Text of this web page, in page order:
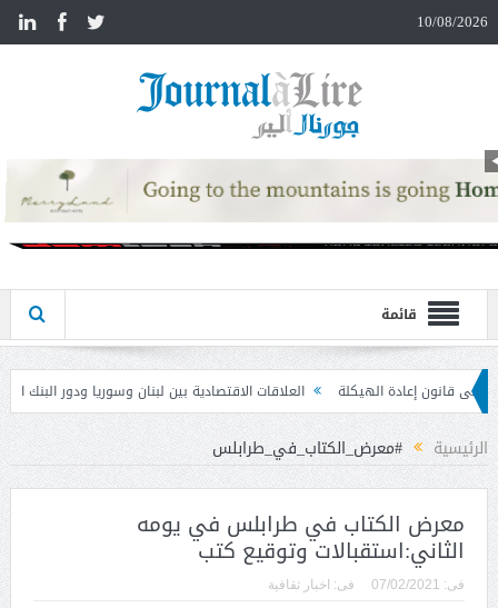
10/08/2026
قائمة
العلاقات الاقتصادية بين لبنان وسوريا ودور البنك الدولي في إعادة الإعمار
الرئيسية #معرض_الكتاب_في_طرابلس
معرض الكتاب في طرابلس في يومه
الثاني:استقبالات وتوقيع كتب
فى: 07/02/2021 فى: اخبار ثقافية